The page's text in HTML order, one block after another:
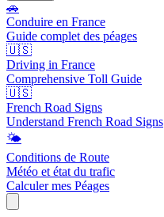
🚗
Conduire en France
Guide complet des péages
🇺🇸
Driving in France
Comprehensive Toll Guide
🇺🇸
French Road Signs
Understand French Road Signs
🌤️
Conditions de Route
Météo et état du trafic
Calculer mes Péages